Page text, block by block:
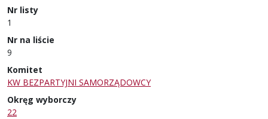
Nr listy
1
Nr na liście
9
Komitet
KW BEZPARTYJNI SAMORZĄDOWCY
Okręg wyborczy
22